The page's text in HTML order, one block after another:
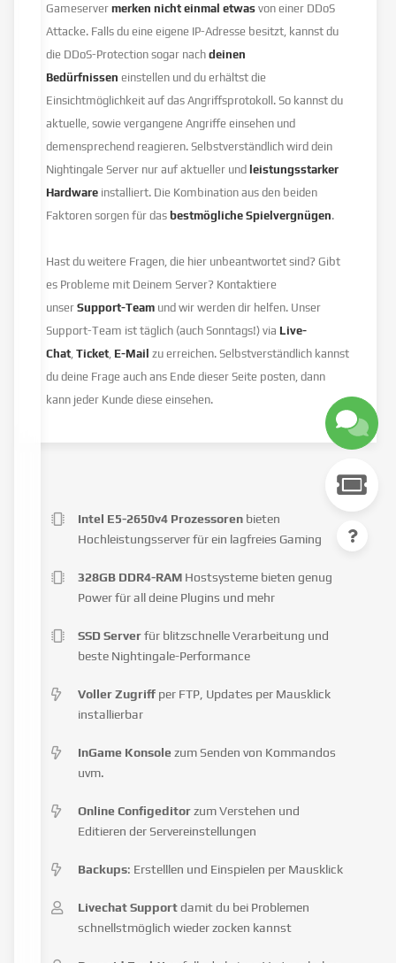
Gameservermerken nicht einmal etwas von einer DDoS
Attacke. Falls du eine eigene IP-Adresse besitzt, kannst du
die DDoS-Protection sogar nachdeinen
Bedürfnisseneinstellen und du erhältst die
Einsichtmöglichkeit auf das Angriffsprotokoll. So kannst du
aktuelle, sowie vergangene Angriffe einsehen und
demensprechend reagieren. Selbstverständlich wird dein
Nightingale Server nur auf aktueller und leistungsstarker
Hardware installiert. Die Kombination aus den beiden
Faktoren sorgen für dasbestmögliche Spielvergnügen.
Hast du weitere Fragen, die hier unbeantwortet sind? Gibt
es Probleme mit Deinem Server? Kontaktiere
unserSupport-Team und wir werden dir helfen. Unser
Support-Team ist täglich (auch Sonntags!) via Live-
Chat ,Ticket E-Mail zu erreichen. Selbstverständlich kannst
du deine Frage auch ans Ende dieser Seite posten, dann
kann jeder Kunde diese einsehen.
Intel E5-2650v4 Prozessoren bieten
Hochleistungsserver für ein lagfreies Gaming
328GB DDR4-RAM Hostsysteme bieten genug
Power für all deine Plugins und mehr
SSD Serverfür blitzschnelle Verarbeitung und
beste Nightingale-Performance
Voller Zugriff per FTP, Updates per Mausklick
installierbar
InGame Konsole zum Senden von Kommandos
uvm.
Online Configeditorzum Verstehen und
Editieren der Servereinstellungen
Backups: Erstelllen und Einspielen per Mausklick
Livechat Support damit du bei Problemen
schnellstmöglich wieder zocken kannst